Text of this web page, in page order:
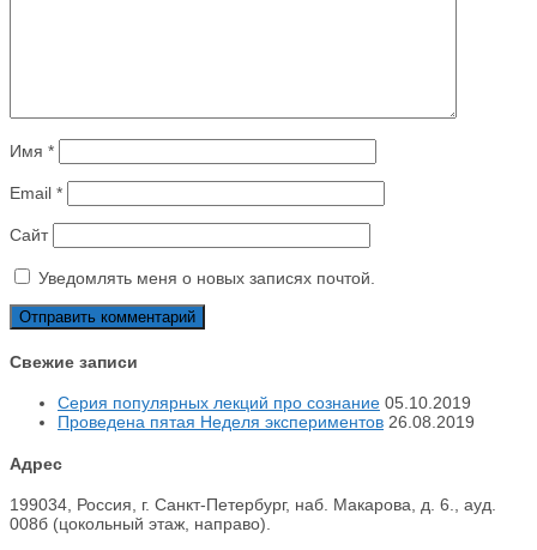
Имя *
Email *
Сайт
Уведомлять меня о новых записях почтой.
Свежие записи
Серия популярных лекций про сознание 05.10.2019
Проведена пятая Неделя экспериментов 26.08.2019
Адрес
199034, Россия, г. Санкт-Петербург, наб. Макарова, д. 6., ауд.
008б (цокольный этаж, направо).